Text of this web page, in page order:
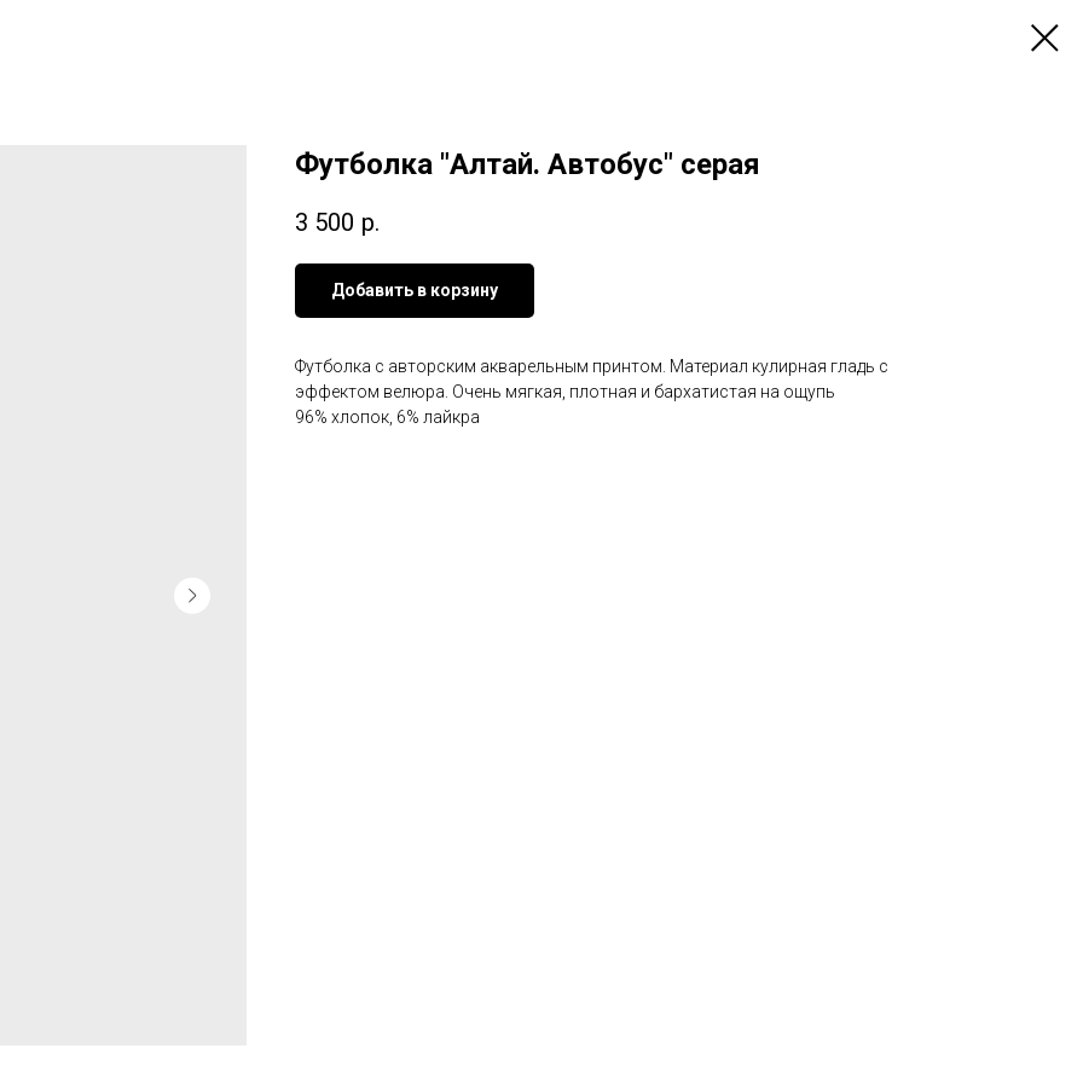
Футболка "Алтай. Автобус" серая
3 500 р.
Добавить в корзину
Футболка с авторским акварельным принтом. Материал кулирная гладь с
эффектом велюра. Очень мягкая, плотная и бархатистая на ощупь
96% хлопок, 6% лайкра